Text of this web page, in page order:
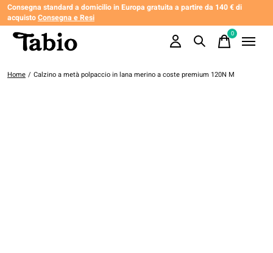
Consegna standard a domicilio in Europa gratuita a partire da 140 € di
acquistoConsegna e Resi
0items
Home / Calzino a metà polpaccio in lana merino a coste premium 120N M